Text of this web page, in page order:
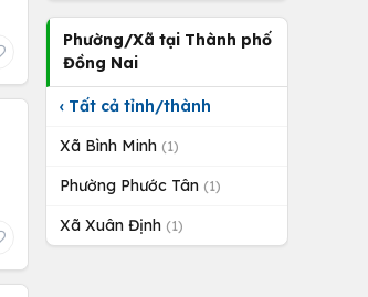
Phường/Xã tại Thành phố
Đồng Nai
‹ Tất cả tỉnh/thành
Xã Bình Minh (1)
Phường Phước Tân (1)
Xã Xuân Định (1)